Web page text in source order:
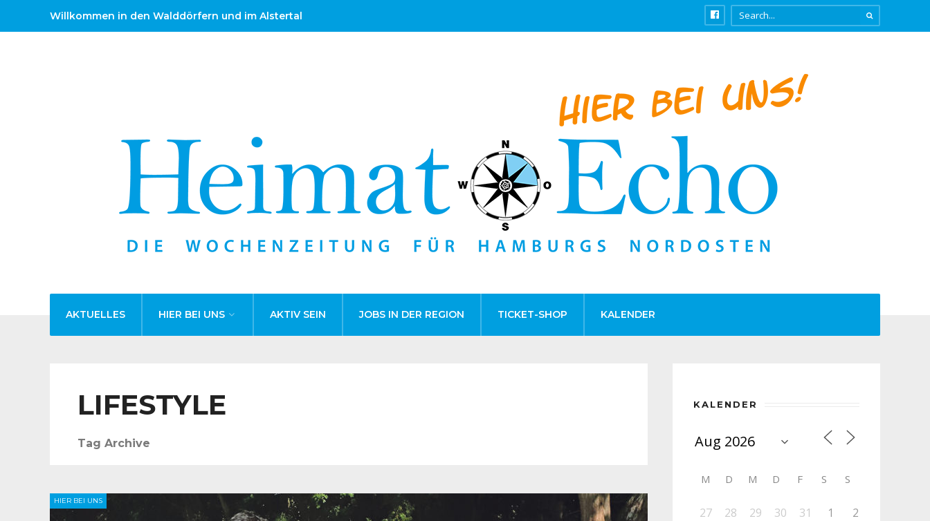
Willkommen in den Walddörfern und im Alstertal
AKTUELLES HIER BEI UNS AKTIV SEIN JOBS IN DER REGION TICKET-SHOP KALENDER
LIFESTYLE
Tag Archive
HIER BEI UNS
KALENDER
M D M D F S S
27 28 29 30 31 1
2